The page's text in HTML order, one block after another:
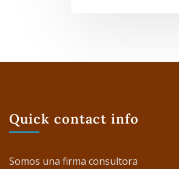
Quick contact info
Somos una firma consultora